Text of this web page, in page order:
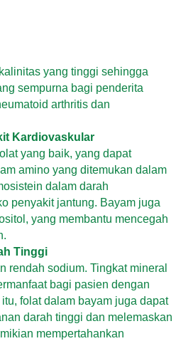
yang tinggi sehingga
sempurna bagi penderita
arthritis dan
Kardiovaskular
yang baik, yang dapat
amino yang ditemukan dalam
dalam darah
penyakit jantung. Bayam juga
yang membantu mencegah
Tinggi
rendah sodium. Tingkat mineral
bagi pasien dengan
folat dalam bayam juga dapat
darah tinggi dan melemaskan
mempertahankan